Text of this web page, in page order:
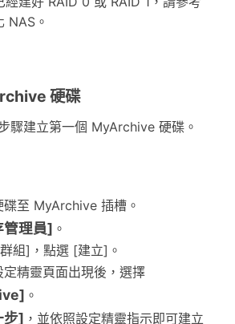
NAS。
硬碟
驟建立第一個 MyArchive 硬碟。
碟至 MyArchive 插槽。
管理員] 。
組]，點選 [建立]。
定精靈頁面出現後，選擇
。
步] ，並依照設定精靈指示即可建立